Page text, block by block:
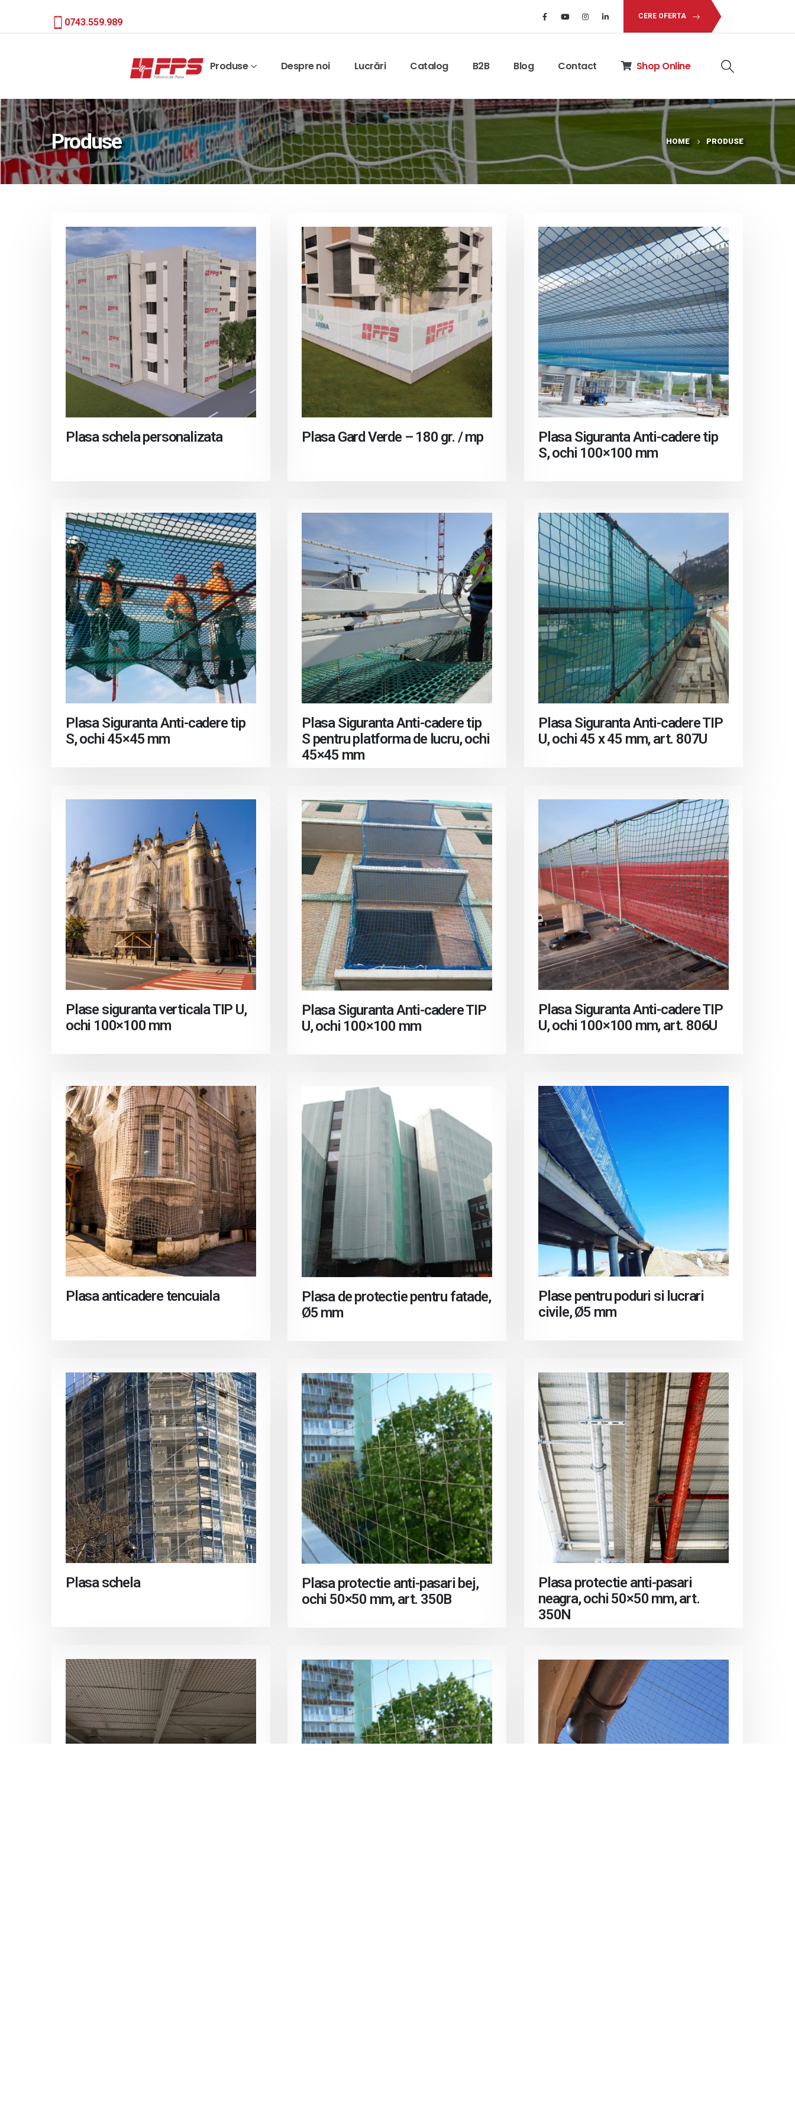
0743.559.989
CERE OFERTA
Produse Despre noi Lucrări Catalog B2B Blog Contact Shop Online
Produse HOME PRODUSE
Plasa schela personalizata Plasa Gard Verde – 180 gr. / mp
Plasa Siguranta Anti-cadere tip
S, ochi 100×100 mm
Plasa Siguranta Anti-cadere tip
S, ochi 45×45 mm
Plasa Siguranta Anti-cadere tip
S pentru platforma de lucru, ochi
45×45 mm
Plasa Siguranta Anti-cadere TIP
U, ochi 45 x 45 mm, art. 807U
Plase siguranta verticala TIP U,
ochi 100×100 mm
Plasa Siguranta Anti-cadere TIP
U, ochi 100×100 mm, art. 806U
Plasa Siguranta Anti-cadere TIP
U, ochi 100×100 mm
Plasa anticadere tencuiala
Plase pentru poduri si lucrari
civile, Ø5 mm
Plasa de protectie pentru fatade,
Ø5 mm
Plasa schela
Plasa protectie anti-pasari
neagra, ochi 50×50 mm, art.
350N
Plasa protectie anti-pasari bej,
ochi 50×50 mm, art. 350B